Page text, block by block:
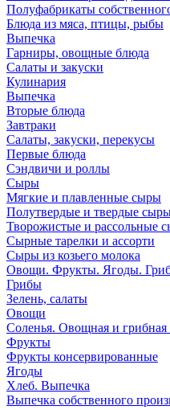
Полуфабрикаты
Блюда из мяса, птицы, рыбы
Выпечка
Гарниры, овощные блюда
Салаты и закуски
Кулинария
Выпечка
Вторые блюда
Завтраки
Салаты, закуски, перекусы
Первые блюда
Сэндвичи и роллы
Сыры
Мягкие и плавленные сыры
Полутвердые и твердые
Творожистые и рассольные
Сырные тарелки и ассорти
Сыры из козьего молока
Овощи. Фрукты. Ягоды.
Грибы
Зелень, салаты
Овощи
Соленья. Овощная и грибная
Фрукты
Фрукты консервированные
Ягоды
Хлеб. Выпечка
Выпечка собственного